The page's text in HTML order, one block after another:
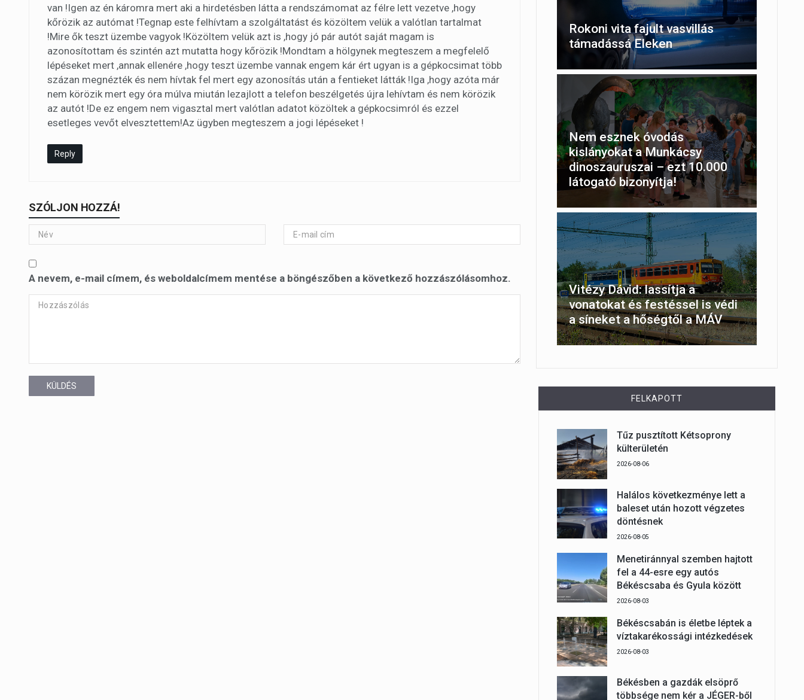
van !Igen az én káromra mert aki a hirdetésben látta a rendszámomat az félre lett vezetve ,hogy
kőrözik az autómat !Tegnap este felhívtam a szolgáltatást és közöltem velük a valótlan tartalmat
!Mire ők teszt üzembe vagyok !Közöltem velük azt is ,hogy jó pár autót saját magam is
azonosítottam és szintén azt mutatta hogy kőrözik !Mondtam a hölgynek megteszem a megfelelő
lépéseket mert ,annak ellenére ,hogy teszt üzembe vannak engem kár ért ugyan is a gépkocsimat több
százan megnézték és nem hívtak fel mert egy azonosítás után a fentieket látták !Iga ,hogy azóta már
nem körözik mert egy óra múlva miután lezajlott a telefon beszélgetés újra lehívtam és nem körözik
az autót !De ez engem nem vigasztal mert valótlan adatot közöltek a gépkocsimról és ezzel
esetleges vevőt elvesztettem!Az ügyben megteszem a jogi lépéseket !
Reply
SZÓLJON HOZZÁ!
A nevem, e-mail címem, és weboldalcímem mentése a böngészőben a következő hozzászólásomhoz.
KÜLDÉS
Rokoni vita fajult vasvillás
támadássá Eleken
Nem esznek óvodás
kislányokat a Munkácsy
dinoszauruszai – ezt 10.000
látogató bizonyítja!
Vitézy Dávid: lassítja a
vonatokat és festéssel is védi
a síneket a hőségtől a MÁV
FELKAPOTT
Tűz pusztított Kétsoprony
külterületén
2026-08-06
Halálos következménye lett a
baleset után hozott végzetes
döntésnek
2026-08-05
Menetiránnyal szemben hajtott
fel a 44-esre egy autós
Békéscsaba és Gyula között
2026-08-03
Békéscsabán is életbe léptek a
víztakarékossági intézkedések
2026-08-03
Békésben a gazdák elsöprő
többsége nem kér a JÉGER-ből